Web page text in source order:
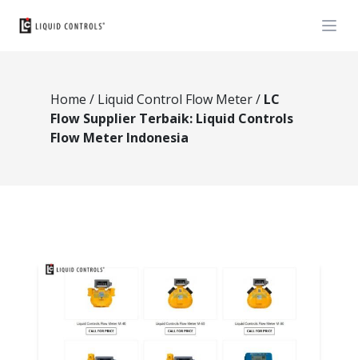
Home / Liquid Control Flow Meter/ LC
Flow Supplier Terbaik: Liquid Controls
Flow Meter Indonesia